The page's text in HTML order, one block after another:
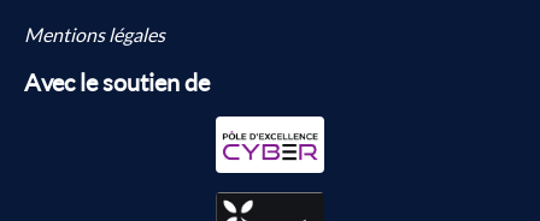
Mentions légales
Avec le soutien de